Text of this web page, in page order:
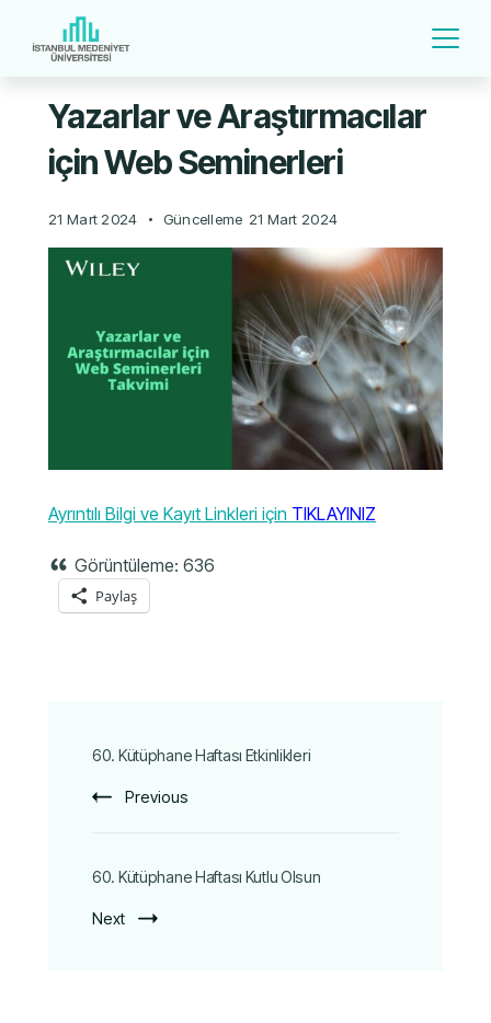
Yazarlar ve Araştırmacılar
için Web Seminerleri
21 Mart 2024 Güncelleme 21 Mart 2024
Ayrıntılı Bilgi ve Kayıt Linkleri için TIKLAYINIZ
Görüntüleme: 636
Paylaş
60. Kütüphane Haftası Etkinlikleri
Previous
60. Kütüphane Haftası Kutlu Olsun
Next